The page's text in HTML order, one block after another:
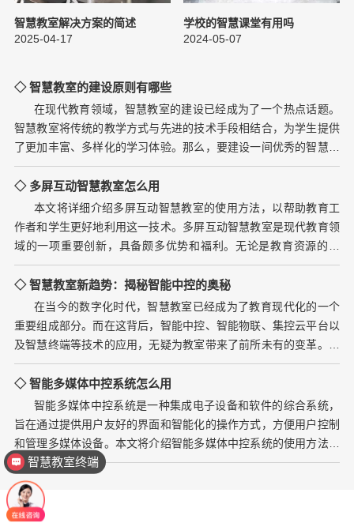
智慧教室解决方案的简述
2025-04-17
学校的智慧课堂有用吗
2024-05-07
◇ 智慧教室的建设原则有哪些
智慧教室将传统的教学方式与先进的技术手段相结合，为学生提供
了更加丰富、多样化的学习体验。那么，要建设一间优秀的智慧教
室，我们需要遵循哪些原则呢...
◇ 多屏互动智慧教室怎么用
作者和学生更好地利用这一技术。多屏互动智慧教室是现代教育领
域的一项重要创新，具备颇多优势和福利。无论是教育资源的共
享，还是课堂互动的提升，多屏...
◇ 智慧教室新趋势：揭秘智能中控的奥秘
重要组成部分。而在这背后，智能中控、智能物联、集控云平台以
及智慧终端等技术的应用，无疑为教室带来了前所未有的变革。下
面我们就一起探索这些技术是...
◇ 智能多媒体中控系统怎么用
旨在通过提供用户友好的界面和智能化的操作方式，方便用户控制
和管理多媒体设备。本文将介绍智能多媒体中控系统的使用方法和
注意事项。 首先，使...
智慧教室终端